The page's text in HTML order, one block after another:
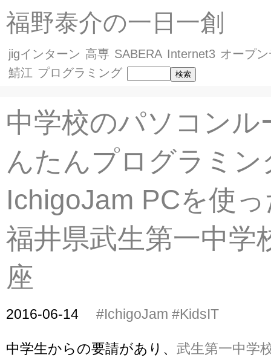
福野泰介の一日一創
jigインターン 高専 SABERA Internet3 オープ
鯖江 プログラミング
中学校のパソコンル
んたんプログラミン
IchigoJam PCを使
福井県武生第一中学
座
2016-06-14 #IchigoJam #KidsIT
中学生からの要請があり、 武生第一中学